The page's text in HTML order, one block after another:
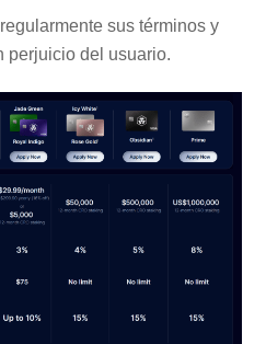
sus términos y
perjuicio del usuario.